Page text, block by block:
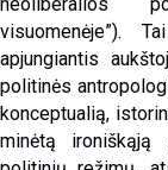
visuomenėje”).
apjungiantis
politinės
konceptualią,
minėtą